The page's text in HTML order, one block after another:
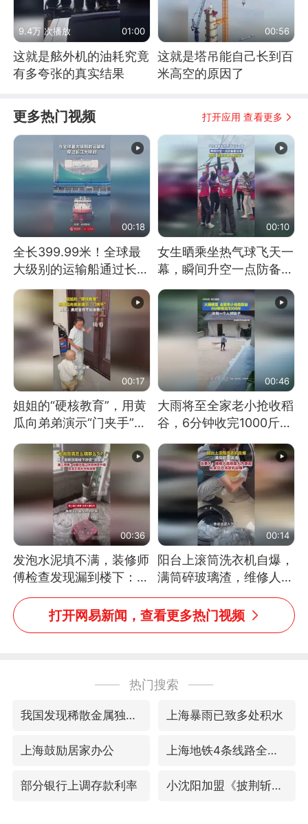
9.4万 次播放 01:00
这就是舷外机的油耗究竟
有多夸张的真实结果
00:56
这就是塔吊能自己长到百
米高空的原因了
更多热门视频 打开应用 查看更多
00:18
全长399.99米！全球最
大级别的运输船通过长江
大桥这一幕，太震撼了！
00:10
女生晒乘坐热气球飞天一
幕，瞬间升空一点防备都
没有
00:17
姐姐的“硬核教育”，用黄
瓜向弟弟演示“门夹手”，
网友：果然言传不如身
教！
00:46
大雨将至全家老小抢收稻
谷，6分钟收完1000斤，
没有一个人掉链子
00:36
发泡水泥填不满，装修师
傅检查发现漏到楼下：出
风口未延伸到外墙
00:14
阳台上滚筒洗衣机自爆，
满筒碎玻璃渣，维修人员
称是人为原因，从未见过
洗衣机自爆
打开网易新闻，查看更多热门视频
热门搜索
我国发现稀散金属独立新矿物——乌斯河锗矿 上海暴雨已致多处积水
上海鼓励居家办公 上海地铁4条线路全线停运
部分银行上调存款利率 小沈阳加盟《披荆斩棘》